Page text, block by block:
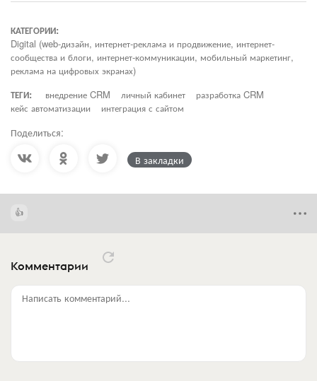
КАТЕГОРИИ:
Digital (web-дизайн, интернет-реклама и продвижение, интернет-
сообщества и блоги, интернет-коммуникации, мобильный маркетинг,
реклама на цифровых экранах)
ТЕГИ:
внедрение CRM личный кабинет
разработка CRM
кейс автоматизации
интеграция с сайтом
Поделиться:
В закладки
Комментарии
Написать комментарий...